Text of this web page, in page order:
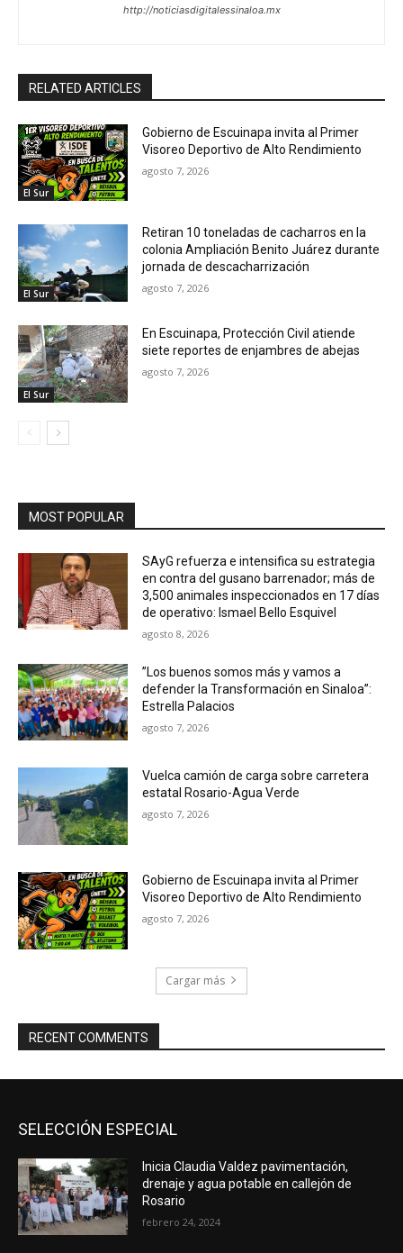
http://noticiasdigitalessinaloa.mx
RELATED ARTICLES
El Sur
Gobierno de Escuinapa invita al Primer
Visoreo Deportivo de Alto Rendimiento
agosto 7, 2026
El Sur
Retiran 10 toneladas de cacharros en la
colonia Ampliación Benito Juárez durante
jornada de descacharrización
agosto 7, 2026
El Sur
En Escuinapa, Protección Civil atiende
siete reportes de enjambres de abejas
agosto 7, 2026
MOST POPULAR
SAyG refuerza e intensifica su estrategia
en contra del gusano barrenador; más de
3,500 animales inspeccionados en 17 días
de operativo: Ismael Bello Esquivel
agosto 8, 2026
”Los buenos somos más y vamos a
defender la Transformación en Sinaloa”:
Estrella Palacios
agosto 7, 2026
Vuelca camión de carga sobre carretera
estatal Rosario-Agua Verde
agosto 7, 2026
Gobierno de Escuinapa invita al Primer
Visoreo Deportivo de Alto Rendimiento
agosto 7, 2026
Cargar más
RECENT COMMENTS
SELECCIÓN ESPECIAL
Inicia Claudia Valdez pavimentación,
drenaje y agua potable en callejón de
Rosario
febrero 24, 2024